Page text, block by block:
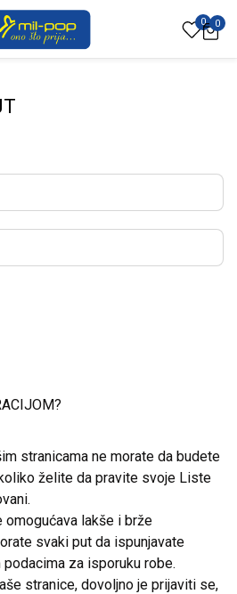
0 0
stranicama ne morate da budete
želite da pravite svoje Liste
omogućava lakše i brže
svaki put da ispunjavate
za isporuku robe.
stranice, dovoljno je prijaviti se,